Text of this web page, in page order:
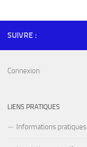
SUIVRE :
Connexion
LIENS PRATIQUES
Informations pratiques